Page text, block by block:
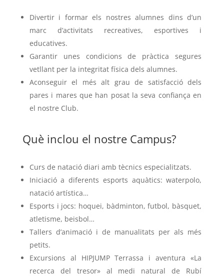
Divertir i formar els nostres alumnes dins d’un
marc d’activitats recreatives, esportives i
educatives.
Garantir unes condicions de pràctica segures
vetllant per la integritat física dels alumnes.
Aconseguir el més alt grau de satisfacció dels
pares i mares que han posat la seva confiança en
el nostre Club.
Què inclou el nostre Campus?
Curs de natació diari amb tècnics especialitzats.
Iniciació a diferents esports aquàtics: waterpolo,
natació artística…
Esports i jocs: hoquei, bàdminton, futbol, bàsquet,
atletisme, beisbol…
Tallers d’animació i de manualitats per als més
petits.
Excursions al HIPJUMP Terrassa i aventura «La
recerca del tresor» al medi natural de Rubí